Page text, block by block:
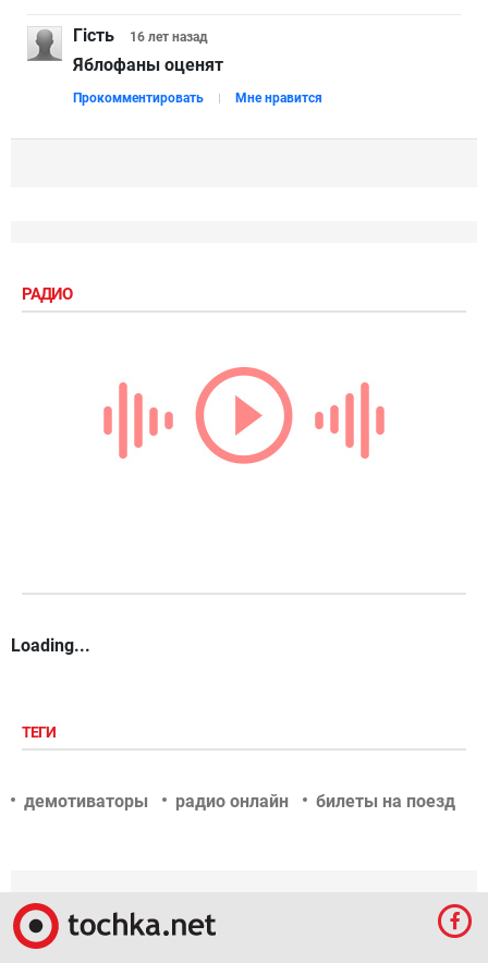
Гість 16 лет назад
Яблофаны оценят
Прокомментировать Мне нравится
РАДИО
Loading...
ТЕГИ
демотиваторы радио онлайн билеты на поезд